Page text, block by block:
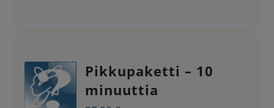
Pikkupaketti – 10
minuuttia